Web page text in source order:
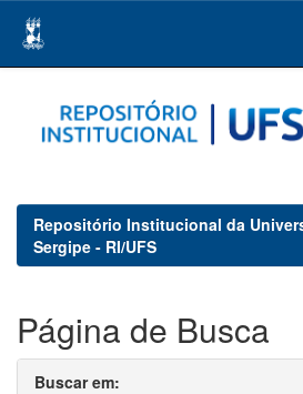
navigation
Repositório Institucional da
Sergipe - RI/UFS
Página de Busca
Buscar em: